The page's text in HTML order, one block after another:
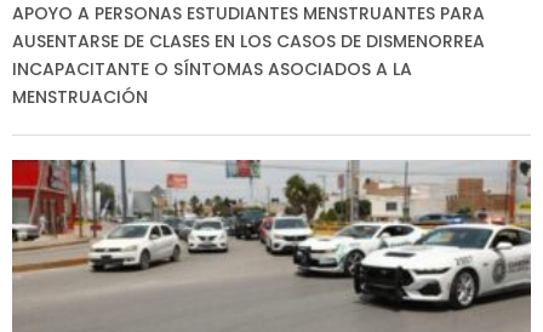
APOYO A PERSONAS ESTUDIANTES MENSTRUANTES PARA
AUSENTARSE DE CLASES EN LOS CASOS DE DISMENORREA
INCAPACITANTE O SÍNTOMAS ASOCIADOS A LA
MENSTRUACIÓN